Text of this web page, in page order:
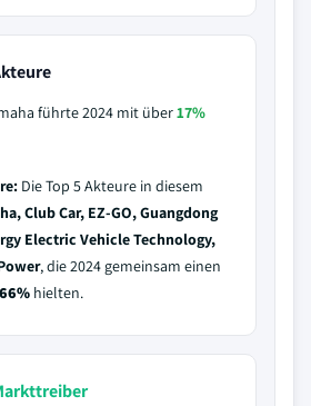
führte 2024 mit über17%
Die Top 5 Akteure in diesem
Club Car, EZ-GO, Guangdong
Electric Vehicle Technology,
, die 2024 gemeinsam einen
66% hielten.